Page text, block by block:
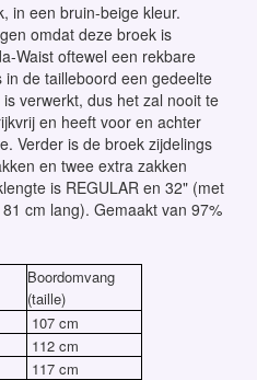
in een bruin-beige kleur.
omdat deze broek is
Waist oftewel een rekbare
de tailleboord een gedeelte
verwerkt, dus het zal nooit te
en heeft voor en achter
Verder is de broek zijdelings
en twee extra zakken
is REGULAR en 32" (met
cm lang). Gemaakt van 97%
Boordomvang
(taille)
107 cm
112 cm
117 cm